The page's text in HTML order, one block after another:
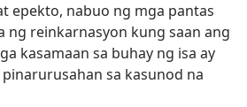
epekto, nabuo ng mga pantas
ng reinkarnasyon kung saan ang
kasamaan sa buhay ng isa ay
sa kasunod na